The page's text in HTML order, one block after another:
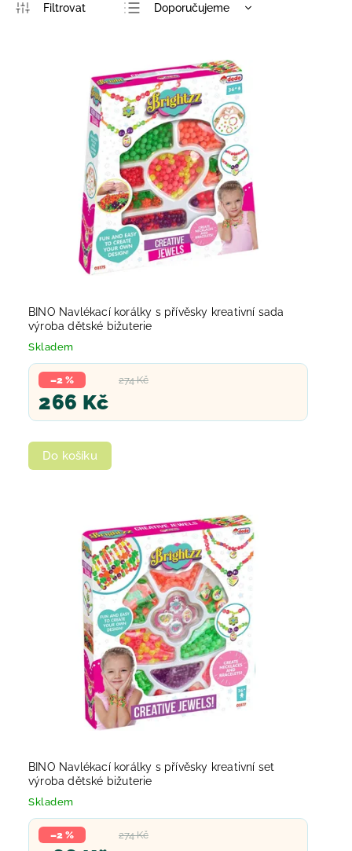
Doporučujeme
Nejprodávanější
Abecedně
BINO Navlékací korálky s přívěsky kreativní sada
výroba dětské bižuterie
Skladem
274 Kč
–2 %
266 Kč
Do košíku
BINO Navlékací korálky s přívěsky kreativní set
výroba dětské bižuterie
Skladem
274 Kč
–2 %